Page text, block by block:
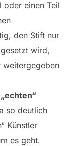
oder einen Teil
den Stift nur
wird,
weitergegeben
so deutlich
Künstler
es geht.